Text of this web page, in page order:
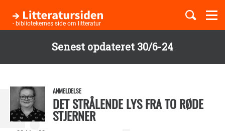
Senest opdateret 30/6-24
hovedindhold
- bibliotekernes side om litteratur
Børnebøger
ANMELDELSE
DET STRÅLENDE LYS FRA TO RØDE
STJERNER